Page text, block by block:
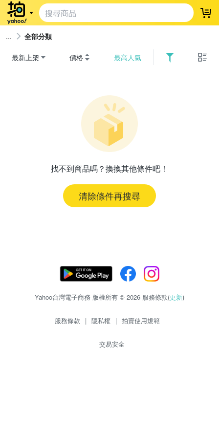
登
全部分類
最新上架 價格 最高人氣
找不到商品嗎？換換其他條件吧！
清除條件再搜尋
Yahoo台灣電子商務 版權所有 © 2026 服務條款(更新)
服務條款 | 隱私權 | 拍賣使用規範
交易安全